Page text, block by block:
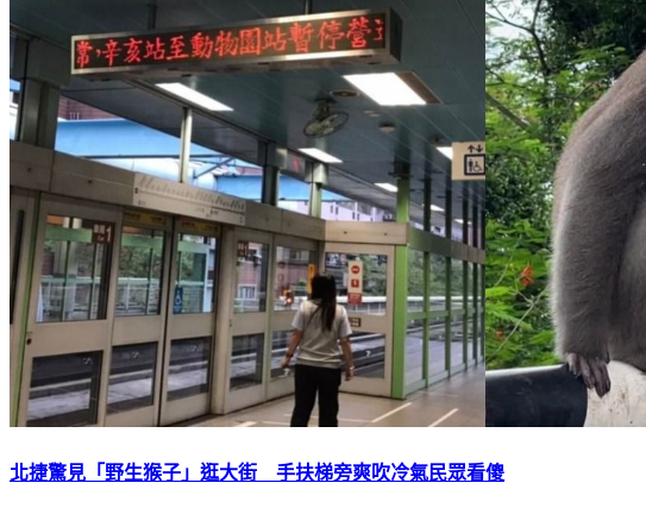
北捷驚見「野生猴子」逛大街 手扶梯旁爽吹冷氣民眾看傻